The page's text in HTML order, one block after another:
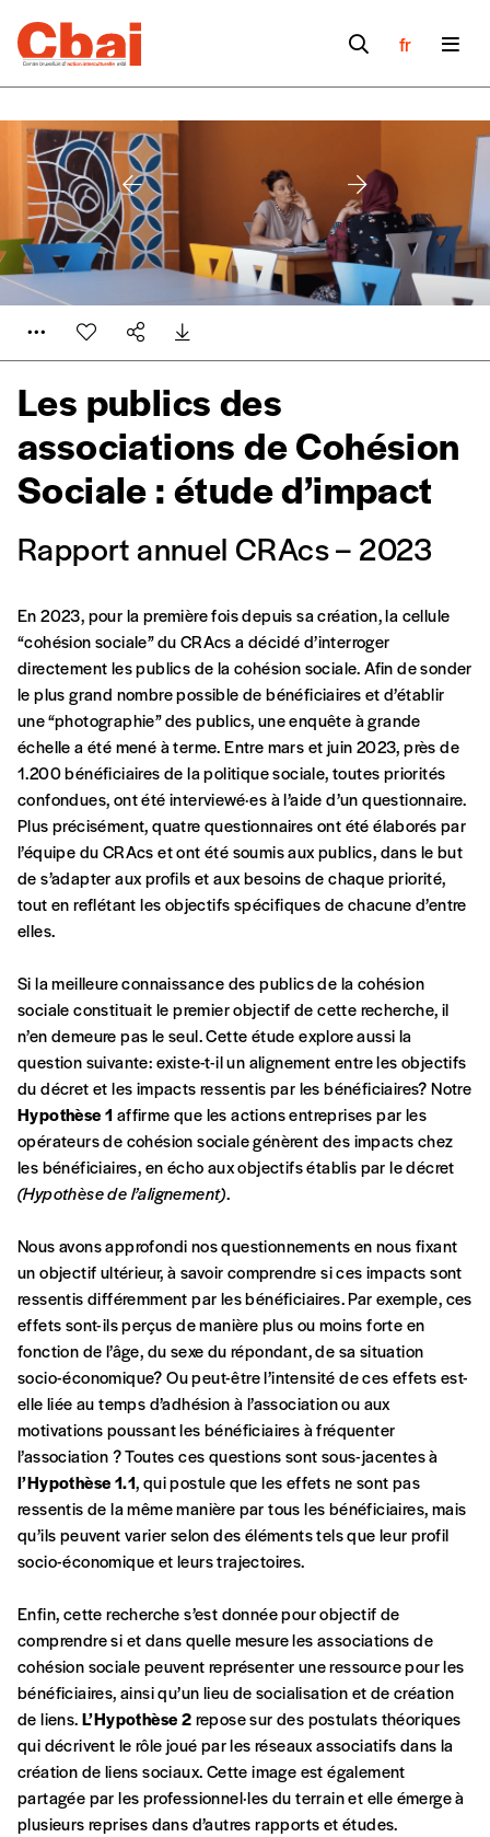
fr
Les publics des
associations de Cohésion
Sociale : étude d’impact
Rapport annuel CRAcs – 2023
Se connecter
CONNEXION
Mot de passe oublié?
Créer un
compte
Formulaire de
commande
A partir de 2021,Imag, le magazine de
l’interculturel,vous est proposé àPRIX LIBRE.
Le prix libre est un mode de fixation du prix
par l’acheteur d’un bien ou d’un service, qui
peut être une manière pour lui de payer le prix
qu’il estime juste. Dans l’objectif de rendre nos
activités et publications accessibles, et
d’affirmer notre attachement aux valeurs de
solidarité, nous vous proposons d’estimer
vous-mêmes le coût de notre publication.
Cette valeur peut donc être inférieure, égale
ou supérieure au prix indicatif. De cette
de rédaction selon vos moyens et vos
motivations.
En pratique
Vous vous abonnez pour l’année civile en
cours ou vous commandez au numéro.
Vous indiquez si vous souhaitez recevoir la
revue en format papier ou numérique.
En 2023, pour la première fois depuis sa création, la cellule
“cohésion sociale” du CRAcs a décidé d’interroger
directement les publics de la cohésion sociale. Afin de sonder
le plus grand nombre possible de bénéficiaires et d’établir
une “photographie” des publics, une enquête à grande
échelle a été mené à terme. Entre mars et juin 2023, près de
1.200 bénéficiaires de la politique sociale, toutes priorités
confondues, ont été interviewé·es à l’aide d’un questionnaire.
Plus précisément, quatre questionnaires ont été élaborés par
l’équipe du CRAcs et ont été soumis aux publics, dans le but
de s’adapter aux profils et aux besoins de chaque priorité,
tout en reflétant les objectifs spécifiques de chacune d’entre
elles.
Si la meilleure connaissance des publics de la cohésion
sociale constituait le premier objectif de cette recherche, il
n’en demeure pas le seul. Cette étude explore aussi la
question suivante: existe-t-il un alignement entre les objectifs
du décret et les impacts ressentis par les bénéficiaires? Notre
Hypothèse 1affirme que les actions entreprises par les
opérateurs de cohésion sociale génèrent des impacts chez
les bénéficiaires, en écho aux objectifs établis par le décret
(Hypothèse de l’alignement).
Nous avons approfondi nos questionnements en nous fixant
un objectif ultérieur, à savoir comprendre si ces impacts sont
ressentis différemment par les bénéficiaires. Par exemple, ces
effets sont-ils perçus de manière plus ou moins forte en
fonction de l’âge, du sexe du répondant, de sa situation
socio-économique? Ou peut-être l’intensité de ces effets est-
elle liée au temps d’adhésion à l’association ou aux
motivations poussant les bénéficiaires à fréquenter
l’association ? Toutes ces questions sont sous-jacentes à
l’Hypothèse 1.1, qui postule que les effets ne sont pas
ressentis de la même manière par tous les bénéficiaires, mais
qu’ils peuvent varier selon des éléments tels que leur profil
socio-économique et leurs trajectoires.
Enfin, cette recherche s’est donnée pour objectif de
comprendre si et dans quelle mesure les associations de
cohésion sociale peuvent représenter une ressource pour les
bénéficiaires, ainsi qu’un lieu de socialisation et de création
de liens.L’Hypothèse 2repose sur des postulats théoriques
qui décrivent le rôle joué par les réseaux associatifs dans la
création de liens sociaux. Cette image est également
partagée par les professionnel·les du terrain et elle émerge à
plusieurs reprises dans d’autres rapports et études.